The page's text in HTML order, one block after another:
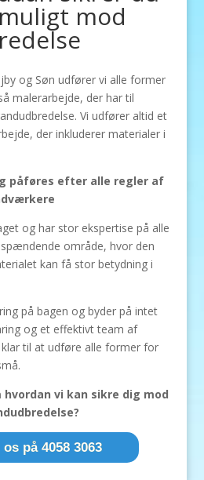
mod
og Søn udfører vi alle former
malerarbejde, der har til
Vi udfører altid et
der inkluderer materialer i
påføres efter alle regler af
og har stor ekspertise på alle
område, hvor den
kan få stor betydning i
på bagen og byder på intet
og et effektivt team af
til at udføre alle former for
hvordan vi kan sikre dig mod
på 4058 3063